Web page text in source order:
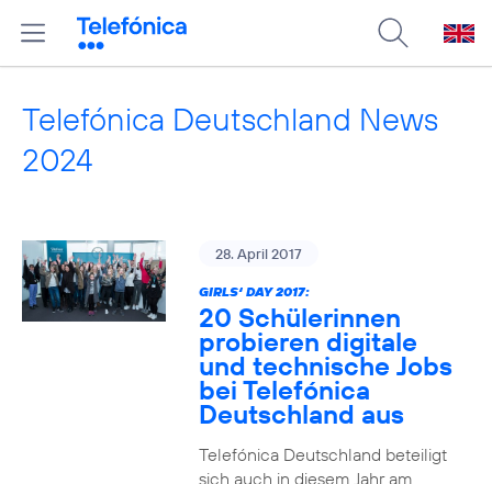
Telefónica Deutschland News
2024
28. April 2017
GIRLS‘ DAY 2017:
20 Schülerinnen
probieren digitale
und technische Jobs
bei Telefónica
Deutschland aus
Telefónica Deutschland beteiligt
sich auch in diesem Jahr am